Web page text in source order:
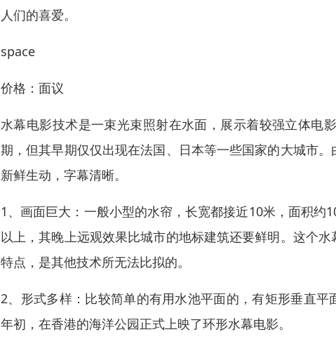
人们的喜爱。
space
价格：面议
水幕电影技术是一束光束照射在水面，展示着较强立体电
期，但其早期仅仅出现在法国、日本等一些国家的大城市
新鲜生动，字幕清晰。
1、画面巨大：一般小型的水帘，长宽都接近10米，面积
以上，其晚上远观效果比城市的地标建筑还要鲜明。这个
特点，是其他技术所无法比拟的。
2、形式多样：比较简单的有用水池平面的，有矩形垂直
年初，在香港的海洋公园正式上映了环形水幕电影。